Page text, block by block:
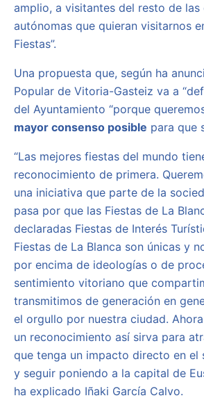
amplio, a visitantes del resto de las
autónomas que quieran visitarnos
Fiestas”.
Una propuesta que, según ha
Popular de Vitoria-Gasteiz va a
del Ayuntamiento “porque
mayor consenso posible para que
“Las mejores fiestas del mundo
reconocimiento de primera.
una iniciativa que parte de la
pasa por que las Fiestas de La
declaradas Fiestas de Interés
Fiestas de La Blanca son únicas y
por encima de ideologías o de
sentimiento vitoriano que
transmitimos de generación en
el orgullo por nuestra ciudad.
un reconocimiento así sirva para
que tenga un impacto directo en el
y seguir poniendo a la capital de
ha explicado Iñaki García Calvo.